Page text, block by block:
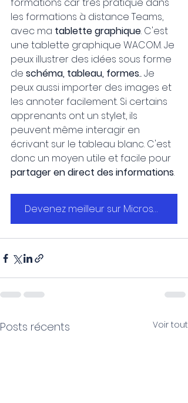
formations car très pratique dans
les formations à distance Teams,
avec ma tablette graphique. C'est
une tablette graphique WACOM. Je
peux illustrer des idées sous forme
de schéma, tableau, formes.... Je
peux aussi importer des images et
les annoter facilement. Si certains
apprenants ont un stylet, ils
peuvent même interagir en
écrivant sur le tableau blanc. C'est
donc un moyen utile et facile pour
partager en direct des informations.
Devenez meilleur sur Microsoft 365
Posts récents Voir tout